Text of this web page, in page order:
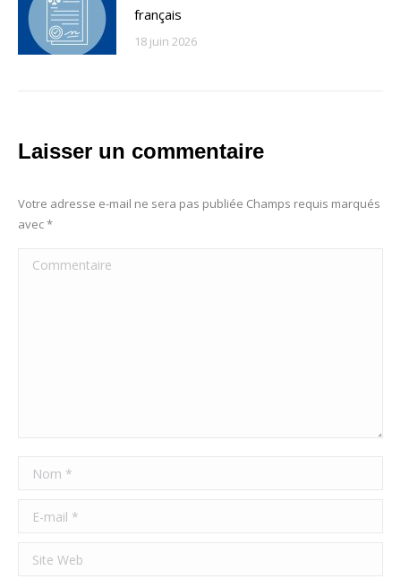
français
18 juin 2026
Laisser un commentaire
Votre adresse e-mail ne sera pas publiée Champs requis marqués
avec*
Commentaire
Nom *
E-mail *
Site Web